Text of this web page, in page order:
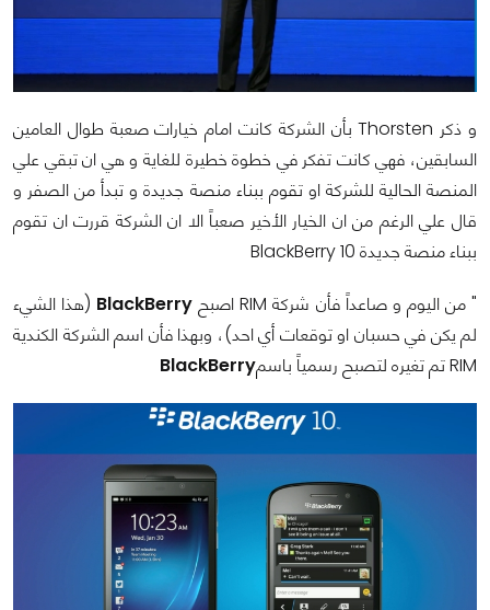
و ذكر Thorstenبأن الشركة كانت امام خيارات صعبة طوال العامين
السابقين، فهي كانت تفكر في خطوة خطيرة للغاية و هي ان تبقي علي
المنصة الحالية للشركة او تقوم ببناء منصة جديدة و تبدأ من الصفر و
قال علي الرغم من ان الخيار الأخير صعباً الا ان الشركة قررت ان تقوم
ببناء منصة جديدة BlackBerry 10
" من اليوم و صاعداً فأن شركة RIMاصبح BlackBerry (هذا الشيء
لم يكن في حسبان او توقعات أي احد)، وبهذا فأن اسم الشركة الكندية
RIMتم تغيره لتصبح رسمياً باسمBlackBerry